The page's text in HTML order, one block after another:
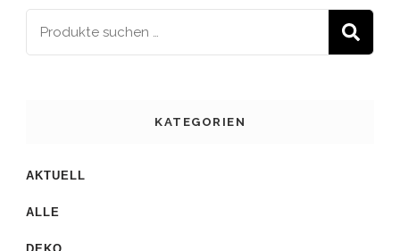
KATEGORIEN
AKTUELL
ALLE